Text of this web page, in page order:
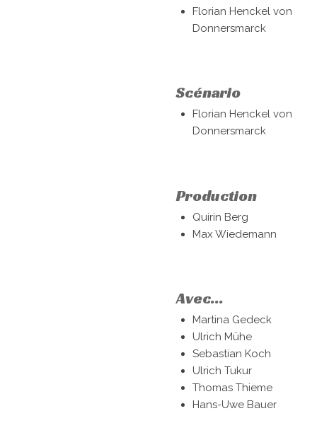
Florian Henckel von
Donnersmarck
Scénario
Florian Henckel von
Donnersmarck
Production
Quirin Berg
Max Wiedemann
Avec...
Martina Gedeck
Ulrich Mühe
Sebastian Koch
Ulrich Tukur
Thomas Thieme
Hans-Uwe Bauer